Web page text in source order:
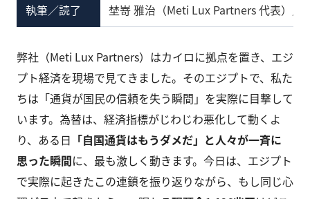
執筆／読了 埜嵜 雅治（Meti Lux Partners 代表）／
弊社（Meti Lux Partners）はカイロに拠点を置き、エジ
プト経済を現場で見てきました。そのエジプトで、私た
ちは「通貨が国民の信頼を失う瞬間」を実際に目撃して
います。為替は、経済指標がじわじわ悪化して動くよ
り、ある日 「自国通貨はもうダメだ」と人々が一斉に
思った瞬間に、最も激しく動きます。今日は、エジプト
で実際に起きたこの連鎖を振り返りながら、もし同じ心